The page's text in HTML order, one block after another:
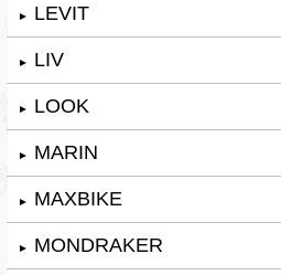
► LEVIT
► LIV
► LOOK
► MARIN
► MAXBIKE
► MONDRAKER